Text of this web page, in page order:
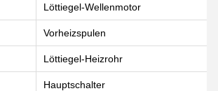
Löttiegel-Wellenmotor
Vorheizspulen
Löttiegel-Heizrohr
Hauptschalter